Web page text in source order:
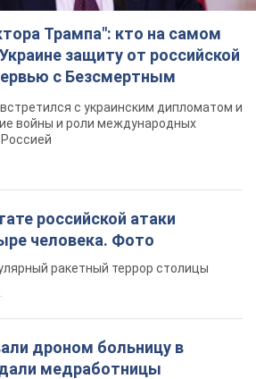
Трампа": кто на самом
защиту от российской
с Безсмертным
с украинским дипломатом и
войны и роли международных
российской атаки
человека. Фото
ракетный террор столицы
дроном больницу в
медработницы